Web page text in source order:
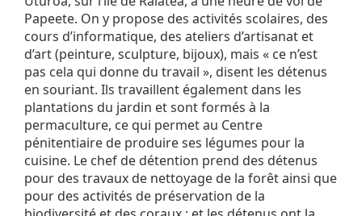
Papeete. On y propose des activités scolaires, des
cours d’informatique, des ateliers d’artisanat et
d’art (peinture, sculpture, bijoux), mais « ce n’est
pas cela qui donne du travail », disent les détenus
en souriant. Ils travaillent également dans les
plantations du jardin et sont formés à la
permaculture, ce qui permet au Centre
pénitentiaire de produire ses légumes pour la
cuisine. Le chef de détention prend des détenus
pour des travaux de nettoyage de la forêt ainsi que
pour des activités de préservation de la